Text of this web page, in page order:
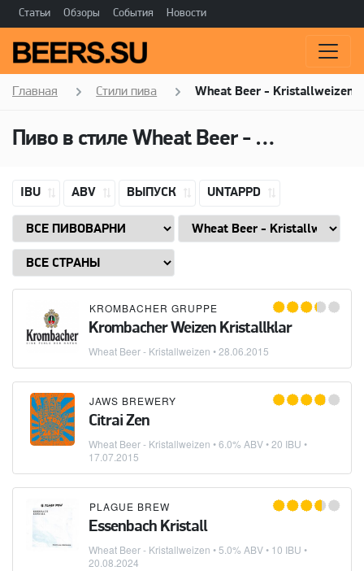
Статьи Обзоры События Новости
Главная Стили пива Wheat Beer - Kristallweizen
Пиво в стиле Wheat Beer - Kristallweizen
IBU ABV ВЫПУСК UNTAPPD
KROMBACHER GRUPPE
Krombacher Weizen Kristallklar
Wheat Beer - Kristallweizen •28.06.2015
JAWS BREWERY
Citrai Zen
Wheat Beer - Kristallweizen • 6.0% ABV • 20 IBU •
17.07.2015
PLAGUE BREW
Essenbach Kristall
Wheat Beer - Kristallweizen • 5.0% ABV • 10 IBU •
20.08.2024